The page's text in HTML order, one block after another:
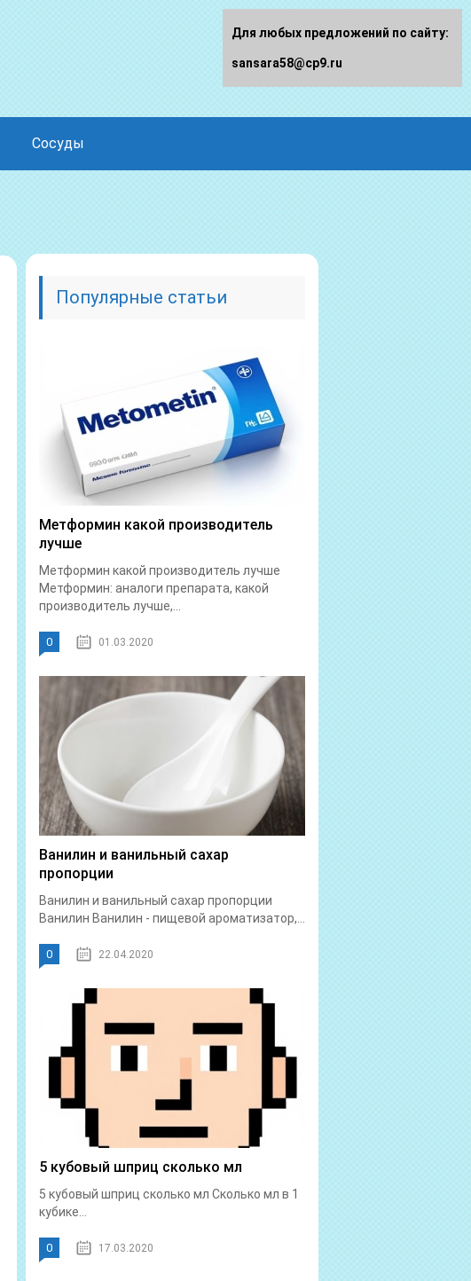
Сосуды
Популярные статьи
Метформин какой производитель
лучше
Метформин какой производитель лучше
Метформин: аналоги препарата, какой
производитель лучше,...
0 01.03.2020
Ванилин и ванильный сахар
пропорции
Ванилин и ванильный сахар пропорции
Ванилин Ванилин - пищевой ароматизатор,...
0 22.04.2020
5 кубовый шприц сколько мл
5 кубовый шприц сколько мл Сколько мл в 1
кубике...
0 17.03.2020
Для любых предложений по сайту:
sansara58@cp9.ru